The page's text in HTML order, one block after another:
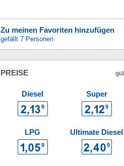
Zu meinen Favoriten hinzufügen
gefällt 7 Personen
PREISE
Diesel Super
LPG Ultimate Diesel